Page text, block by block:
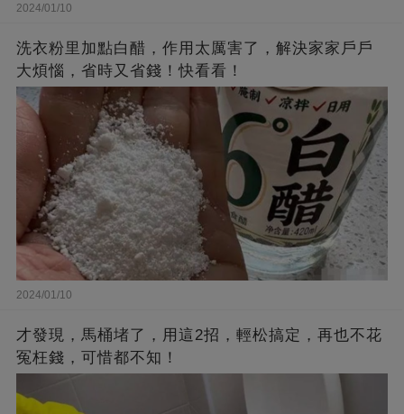
2024/01/10
洗衣粉里加點白醋，作用太厲害了，解決家家戶戶
大煩惱，省時又省錢！快看看！
2024/01/10
才發現，馬桶堵了，用這2招，輕松搞定，再也不花
冤枉錢，可惜都不知！